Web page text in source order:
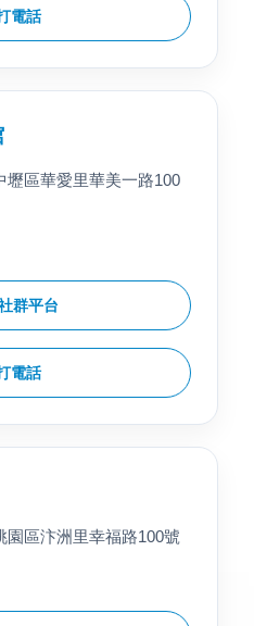
電話
壢區華愛里華美一路100
群平台
電話
園區汴洲里幸福路100號